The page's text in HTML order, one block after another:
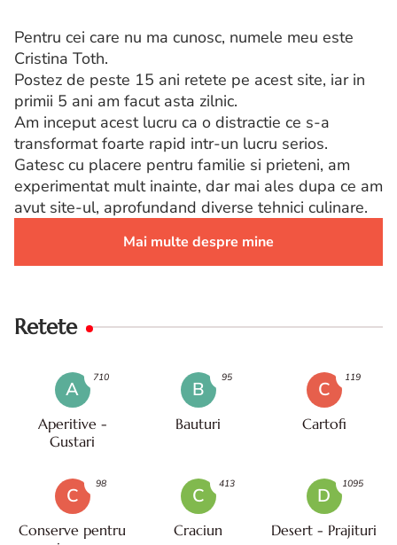
Pentru cei care nu ma cunosc, numele meu este
Cristina Toth.
Postez de peste 15 ani retete pe acest site, iar in
primii 5 ani am facut asta zilnic.
Am inceput acest lucru ca o distractie ce s-a
transformat foarte rapid intr-un lucru serios.
Gatesc cu placere pentru familie si prieteni, am
experimentat mult inainte, dar mai ales dupa ce am
avut site-ul, aprofundand diverse tehnici culinare.
Mai multe despre mine
Retete
A
Aperitive -
Gustari
710
B
Bauturi
95
C
Cartofi
119
C
Conserve pentru
98
C
Craciun
413
D
Desert - Prajituri
1095